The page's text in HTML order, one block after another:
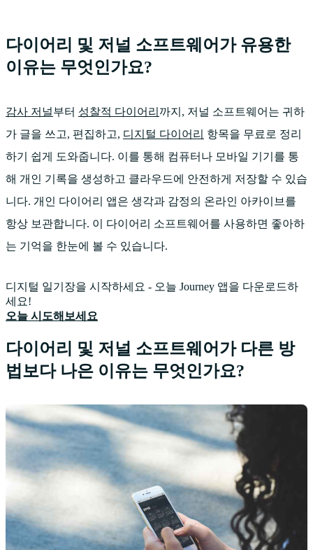
다이어리 및 저널 소프트웨어가 유용한
이유는 무엇인가요?
감사 저널부터 성찰적 다이어리 까지, 저널 소프트웨어는 귀하
가 글을 쓰고, 편집하고, 디지털 다이어리 항목을 무료로 정리
하기 쉽게 도와줍니다. 이를 통해 컴퓨터나 모바일 기기를 통
해 개인 기록을 생성하고 클라우드에 안전하게 저장할 수 있습
니다. 개인 다이어리 앱은 생각과 감정의 온라인 아카이브를
항상 보관합니다. 이 다이어리 소프트웨어를 사용하면 좋아하
는 기억을 한눈에 볼 수 있습니다.
디지털 일기장을 시작하세요 - 오늘 Journey 앱을 다운로드하
세요!
오늘 시도해보세요
다이어리 및 저널 소프트웨어가 다른 방
법보다 나은 이유는 무엇인가요?